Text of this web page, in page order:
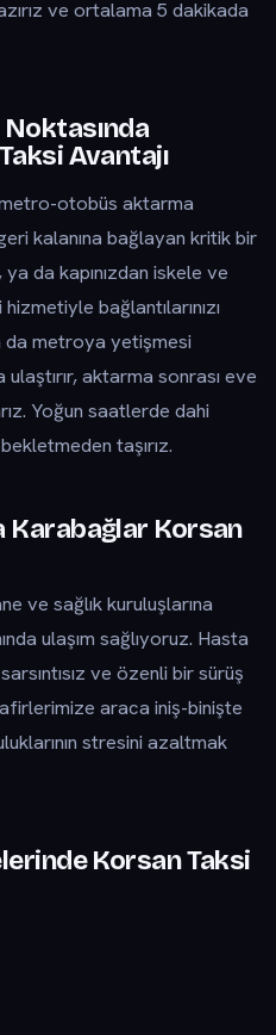
ve ortalama 5 dakikada
Avantajı
otobüs aktarma
kalanına bağlayan kritik bir
da kapınızdan iskele ve
bağlantılarınızı
da metroya yetişmesi
aktarma sonrası eve
Yoğun saatlerde dahi
taşırız.
Karabağlar Korsan
ve sağlık kuruluşlarına
ulaşım sağlıyoruz. Hasta
ve özenli bir sürüş
araca iniş-binişte
stresini azaltmak
Korsan Taksi